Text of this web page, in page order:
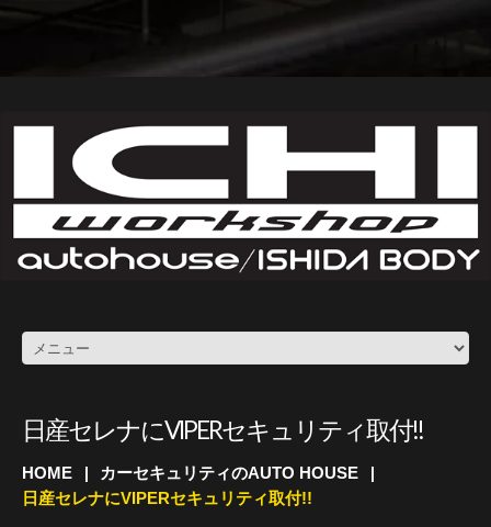
日産セレナにVIPERセキュリティ取付!!
HOME
カーセキュリティのAUTO HOUSE
日産セレナにVIPERセキュリティ取付!!